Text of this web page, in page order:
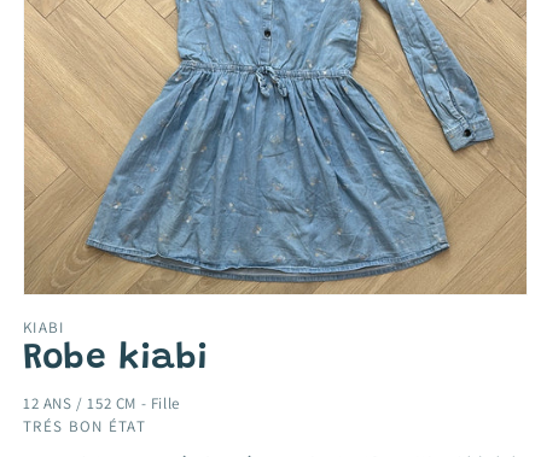
le
média
1
dans
fenêtre
modale
KIABI
Robe kiabi
12 ANS / 152 CM - Fille
TRÉS BON ÉTAT